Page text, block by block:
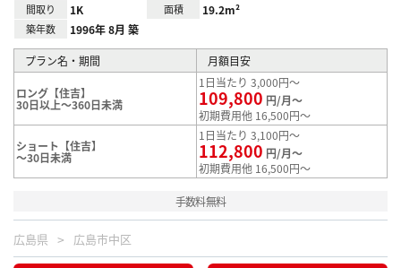
間取り 1K 面積 19.2m²
築年数 1996年 8月 築
プラン名・期間 月額目安
ロング【住吉】
30日以上～360日未満
1日当たり 3,000円～
109,800 円/月～
初期費用他 16,500円～
ショート【住吉】
～30日未満
1日当たり 3,100円～
112,800 円/月～
初期費用他 16,500円～
手数料無料
広島県 広島市中区